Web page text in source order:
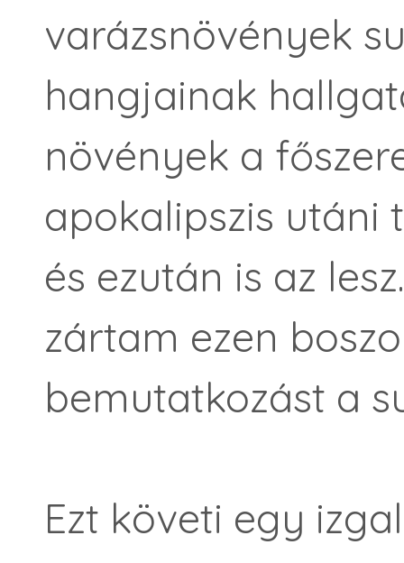
varázsnövények
hangjainak
növények a
apokalipszis utáni
és ezután is az
zártam ezen
bemutatkozást a
Ezt követi egy